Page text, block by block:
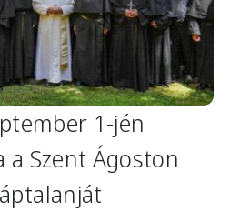
1-jén
Szent Ágoston